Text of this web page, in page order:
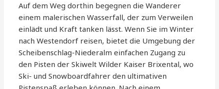
Auf dem Weg dorthin begegnen die Wanderer
einem malerischen Wasserfall, der zum Verweilen
einlädt und Kraft tanken lässt. Wenn Sie im Winter
nach Westendorf reisen, bietet die Umgebung der
Scheibenschlag-Niederalm einfachen Zugang zu
den Pisten der Skiwelt Wilder Kaiser Brixental, wo
Ski- und Snowboardfahrer den ultimativen